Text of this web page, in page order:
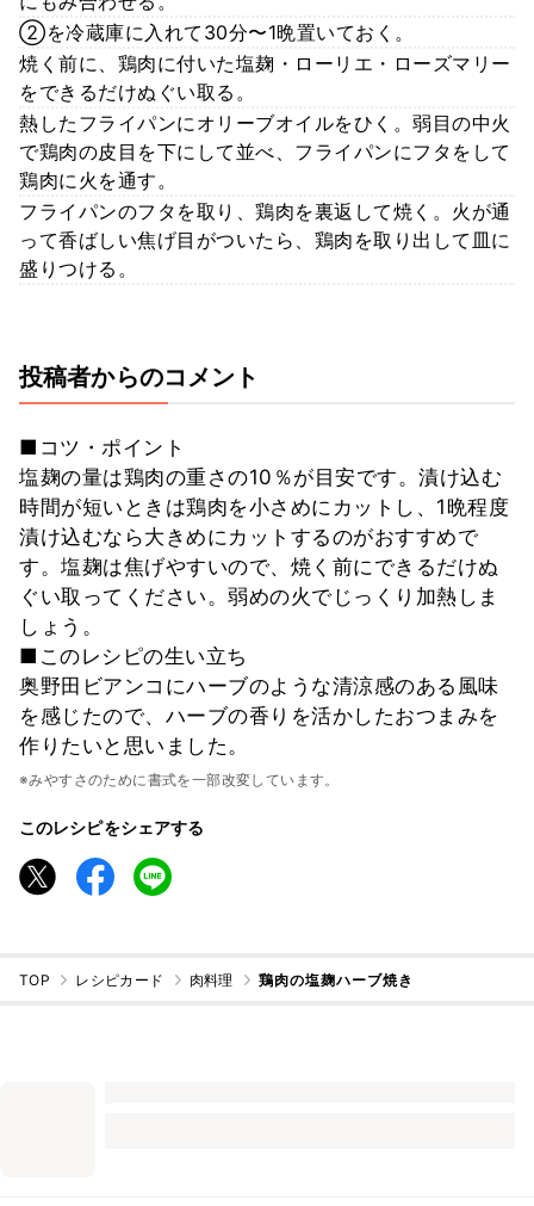
②を冷蔵庫に入れて30分〜1晩置いておく。
焼く前に、鶏肉に付いた塩麹・ローリエ・ローズマリー
をできるだけぬぐい取る。
熱したフライパンにオリーブオイルをひく。弱目の中火
で鶏肉の皮目を下にして並べ、フライパンにフタをして
鶏肉に火を通す。
フライパンのフタを取り、鶏肉を裏返して焼く。火が通
って香ばしい焦げ目がついたら、鶏肉を取り出して皿に
盛りつける。
投稿者からのコメント
■コツ・ポイント
塩麹の量は鶏肉の重さの10％が目安です。漬け込む
時間が短いときは鶏肉を小さめにカットし、1晩程度
漬け込むなら大きめにカットするのがおすすめで
す。塩麹は焦げやすいので、焼く前にできるだけぬ
ぐい取ってください。弱めの火でじっくり加熱しま
しょう。
■このレシピの生い立ち
奥野田ビアンコにハーブのような清涼感のある風味
を感じたので、ハーブの香りを活かしたおつまみを
作りたいと思いました。
※みやすさのために書式を一部改変しています。
このレシピをシェアする
TOP レシピカード 肉料理 鶏肉の塩麹ハーブ焼き